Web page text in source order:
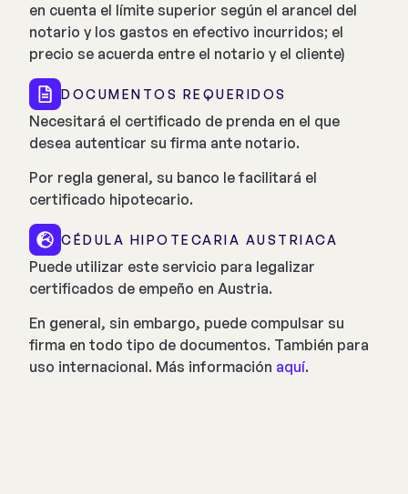
en cuenta el límite superior según el arancel del
notario y los gastos en efectivo incurridos; el
precio se acuerda entre el notario y el cliente)
DOCUMENTOS REQUERIDOS
Necesitará el certificado de prenda en el que
desea autenticar su firma ante notario.
Por regla general, su banco le facilitará el
certificado hipotecario.
CÉDULA HIPOTECARIA AUSTRIACA
Puede utilizar este servicio para legalizar
certificados de empeño en Austria.
En general, sin embargo, puede compulsar su
firma en todo tipo de documentos. También para
uso internacional. Más información aquí.